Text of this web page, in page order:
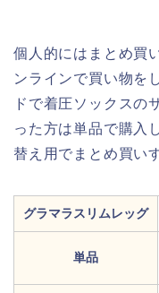
個人的にはまとめ買
ンラインで買い物を
ドで着圧ソックスの
った方は単品で購入
替え用でまとめ買い
グラマラスリムレッグ
単品